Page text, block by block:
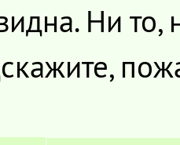
Ни то,